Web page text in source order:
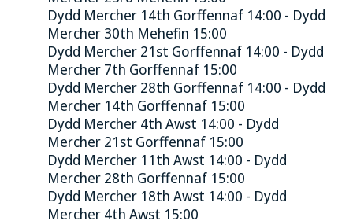
Dydd Mercher 14th Gorffennaf 14:00 - Dydd
Mercher 30th Mehefin 15:00
Dydd Mercher 21st Gorffennaf 14:00 - Dydd
Mercher 7th Gorffennaf 15:00
Dydd Mercher 28th Gorffennaf 14:00 - Dydd
Mercher 14th Gorffennaf 15:00
Dydd Mercher 4th Awst 14:00 - Dydd
Mercher 21st Gorffennaf 15:00
Dydd Mercher 11th Awst 14:00 - Dydd
Mercher 28th Gorffennaf 15:00
Dydd Mercher 18th Awst 14:00 - Dydd
Mercher 4th Awst 15:00